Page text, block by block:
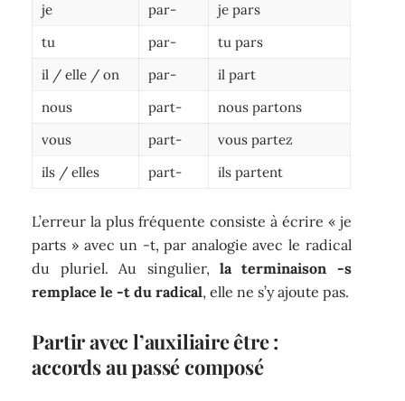
je
par-
je pars
tu
par-
tu pars
il / elle / on
par-
il part
nous
part-
nous partons
vous
part-
vous partez
ils / elles
part- ils partent
L’erreur la plus fréquente consiste à écrire « je
parts » avec un -t, par analogie avec le radical
du pluriel. Au singulier, la terminaison -s
remplace le -t du radical, elle ne s’y ajoute pas.
Partir avec l’auxiliaire être :
accords au passé composé